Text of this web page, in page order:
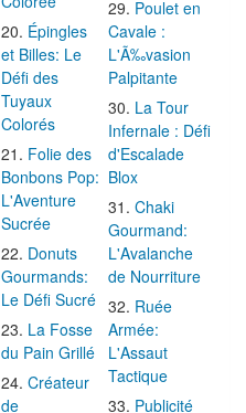
Épingles
et Billes: Le
Défi des
Tuyaux
Colorés
Folie des
Bonbons Pop:
L'Aventure
Sucrée
Donuts
Gourmands:
Le Défi Sucré
La Fosse
du Pain Grillé
Créateur
de
Poulet en
Cavale :
L'Ã‰vasion
Palpitante
La Tour
Infernale : Défi
d'Escalade
Blox
Chaki
Gourmand:
L'Avalanche
de Nourriture
Ruée
Armée:
L'Assaut
Tactique
Publicité